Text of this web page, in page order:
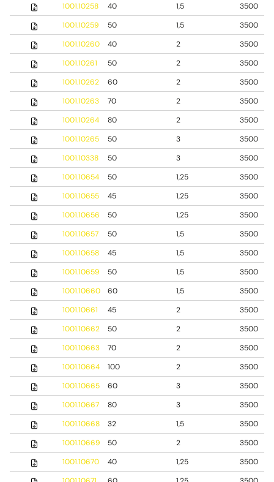
1001.10258
40 1,5
3500
1001.10259
50 1,5
3500
1001.10260
40 2
3500
1001.10261
50 2
3500
1001.10262
60 2
3500
1001.10263
70 2
3500
1001.10264
80 2
3500
1001.10265
50 3
3500
1001.10338
50 3
3500
1001.10654
50 1,25
3500
1001.10655
45 1,25
3500
1001.10656
50 1,25
3500
1001.10657
50 1,5
3500
1001.10658
45 1,5
3500
1001.10659
50 1,5
3500
1001.10660
60 1,5
3500
1001.10661
45 2
3500
1001.10662
50 2
3500
1001.10663
70 2
3500
1001.10664
100 2
3500
1001.10665
60 3
3500
1001.10667
80 3
3500
1001.10668
32 1,5
3500
1001.10669
50 2
3500
1001.10670
40 1,25
3500